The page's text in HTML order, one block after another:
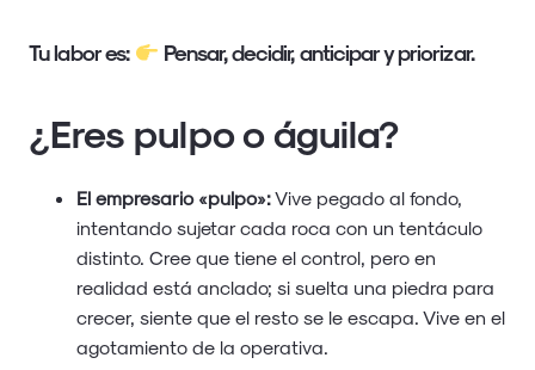
Tu labor es: Pensar, decidir, anticipar y priorizar.
¿Eres pulpo o águila?
El empresario «pulpo»:Vive pegado al fondo,
intentando sujetar cada roca con un tentáculo
distinto. Cree que tiene el control, pero en
realidad está anclado; si suelta una piedra para
crecer, siente que el resto se le escapa. Vive en el
agotamiento de la operativa.